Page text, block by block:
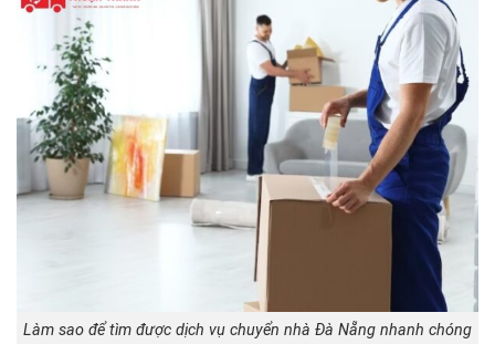
Làm sao để tìm được dịch vụ chuyển nhà Đà Nẵng nhanh chóng